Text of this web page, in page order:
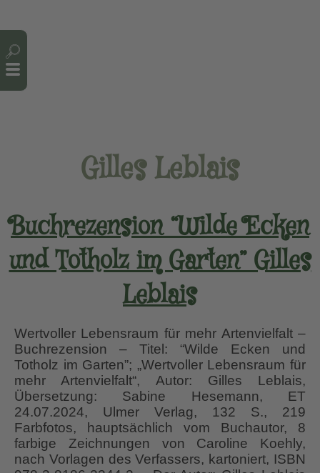
Gilles Leblais
Buchrezension “Wilde Ecken
und Totholz im Garten” Gilles
Leblais
Wertvoller Lebensraum für mehr Artenvielfalt –
Buchrezension – Titel: “Wilde Ecken und
Totholz im Garten”; „Wertvoller Lebensraum für
mehr Artenvielfalt“, Autor: Gilles Leblais,
Übersetzung: Sabine Hesemann, ET
24.07.2024, Ulmer Verlag, 132 S., 219
Farbfotos, hauptsächlich vom Buchautor, 8
farbige Zeichnungen von Caroline Koehly,
nach Vorlagen des Verfassers, kartoniert, ISBN